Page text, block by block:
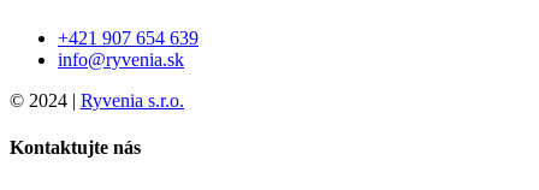
+421 907 654 639
info@ryvenia.sk
© 2024 | Ryvenia s.r.o.
Kontaktujte nás